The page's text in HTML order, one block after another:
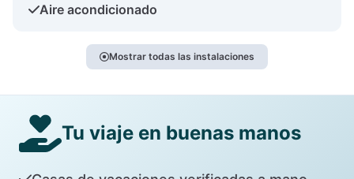
Aire acondicionado
Mostrar todas las instalaciones
Tu viaje en buenas manos